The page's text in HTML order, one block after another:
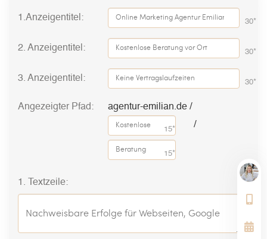
1.Anzeigentitel: 30*
2. Anzeigentitel: 30*
3. Anzeigentitel: 30*
Angezeigter Pfad: agentur-emilian.de /
15* /
15*
1. Textzeile:
90*